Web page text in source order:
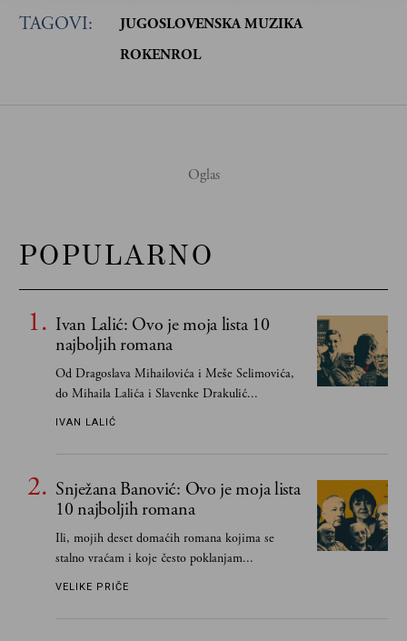
TAGOVI:
JUGOSLOVENSKA MUZIKA
ROKENROL
POPULARNO
Ivan Lalić: Ovo je moja lista 10
najboljih romana
Od Dragoslava Mihailovića i Meše Selimovića,
do Mihaila Lalića i Slavenke Drakulić...
IVAN LALIĆ
Snježana Banović: Ovo je moja lista
10 najboljih romana
Ili, mojih deset domaćih romana kojima se
stalno vraćam i koje često poklanjam...
VELIKE PRIČE